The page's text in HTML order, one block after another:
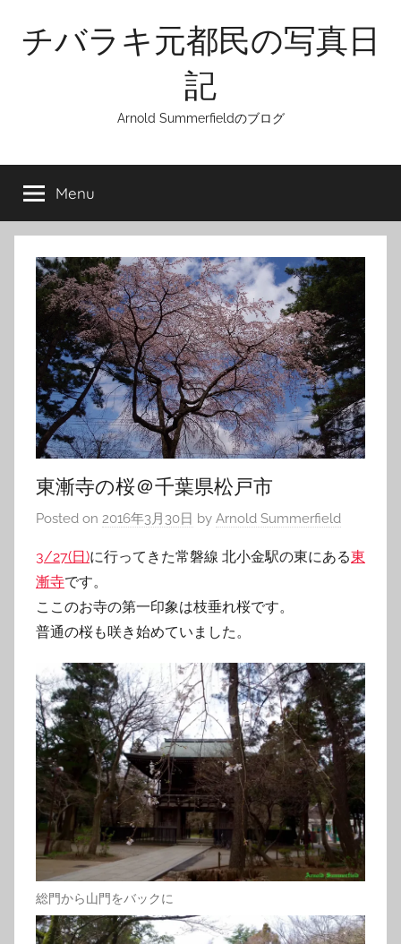
content
チバラキ元都民の写真日
記
Arnold Summerfieldのブログ
Menu
東漸寺の桜＠千葉県松戸市
Posted on 2016年3月30日 by Arnold Summerfield
3/27(日)に行ってきた常磐線 北小金駅の東にある東
漸寺です。
ここのお寺の第一印象は枝垂れ桜です。
普通の桜も咲き始めていました。
総門から山門をバックに